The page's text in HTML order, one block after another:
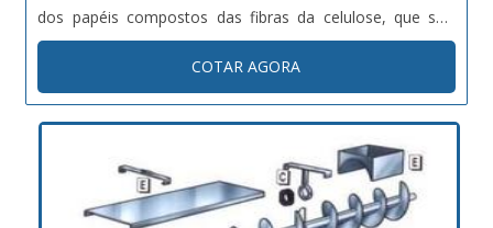
dos papéis compostos das fibras da celulose, que são
virgens ou reciclados. Principais aplicações da caixa de
papelão Cosméticos; Farmacêuticos; Alimentícios;
Eletroele...
COTAR AGORA